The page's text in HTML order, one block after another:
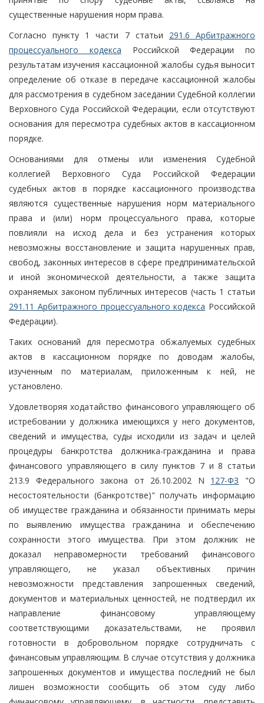
существенные нарушения норм права.
Согласно пункту 1 части 7 статьи 291.6 Арбитражного
процессуального кодекса Российской Федерации по
результатам изучения кассационной жалобы судья выносит
определение об отказе в передаче кассационной жалобы
для рассмотрения в судебном заседании Судебной коллегии
Верховного Суда Российской Федерации, если отсутствуют
основания для пересмотра судебных актов в кассационном
порядке.
Основаниями для отмены или изменения Судебной
коллегией Верховного Суда Российской Федерации
судебных актов в порядке кассационного производства
являются существенные нарушения норм материального
права и (или) норм процессуального права, которые
повлияли на исход дела и без устранения которых
невозможны восстановление и защита нарушенных прав,
свобод, законных интересов в сфере предпринимательской
и иной экономической деятельности, а также защита
охраняемых законом публичных интересов (часть 1 статьи
291.11 Арбитражного процессуального кодекса Российской
Федерации).
Таких оснований для пересмотра обжалуемых судебных
актов в кассационном порядке по доводам жалобы,
изученным по материалам, приложенным к ней, не
установлено.
Удовлетворяя ходатайство финансового управляющего об
истребовании у должника имеющихся у него документов,
сведений и имущества, суды исходили из задач и целей
процедуры банкротства должника-гражданина и права
финансового управляющего в силу пунктов 7 и 8 статьи
213.9 Федерального закона от 26.10.2002 N 127-ФЗ "О
несостоятельности (банкротстве)" получать информацию
об имуществе гражданина и обязанности принимать меры
по выявлению имущества гражданина и обеспечению
сохранности этого имущества. При этом должник не
доказал неправомерности требований финансового
управляющего, не указал объективных причин
невозможности представления запрошенных сведений,
документов и материальных ценностей, не подтвердил их
направление финансовому управляющему
соответствующими доказательствами, не проявил
готовности в добровольном порядке сотрудничать с
финансовым управляющим. В случае отсутствия у должника
запрошенных документов и имущества последний не был
лишен возможности сообщить об этом суду либо